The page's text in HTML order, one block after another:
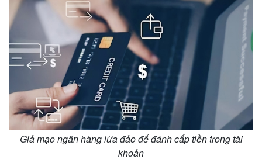
Giả mạo ngân hàng lừa đảo để đánh cắp tiền trong tài
khoản